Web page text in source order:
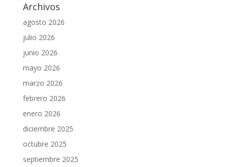
Archivos
agosto 2026
julio 2026
junio 2026
mayo 2026
marzo 2026
febrero 2026
enero 2026
diciembre 2025
octubre 2025
septiembre 2025